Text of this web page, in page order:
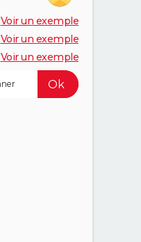
Voir un exemple
Voir un exemple
Voir un exemple